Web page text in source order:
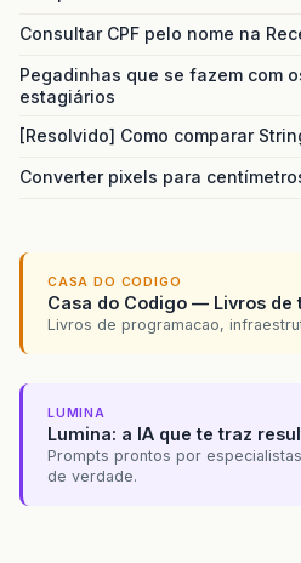
Consultar CPF pelo nome na
Pegadinhas que se fazem com
estagiários
[Resolvido] Como comparar
Converter pixels para
CASA DO CODIGO
Casa do Codigo — Livros de
Livros de programacao,
LUMINA
Lumina: a IA que te traz
Prompts prontos por
de verdade.